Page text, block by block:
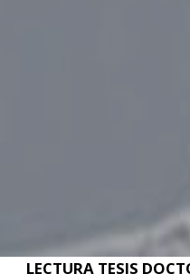
LECTURA TESIS